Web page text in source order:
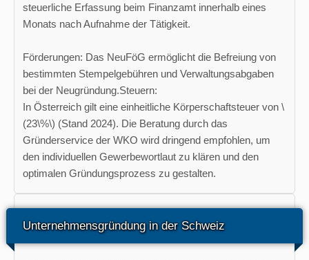
steuerliche Erfassung beim Finanzamt innerhalb eines
Monats nach Aufnahme der Tätigkeit.
Förderungen: Das NeuFöG ermöglicht die Befreiung von
bestimmten Stempelgebühren und Verwaltungsabgaben
bei der Neugründung.Steuern:
In Österreich gilt eine einheitliche Körperschaftsteuer von \
(23\%\) (Stand 2024). Die Beratung durch das
Gründerservice der WKO wird dringend empfohlen, um
den individuellen Gewerbewortlaut zu klären und den
optimalen Gründungsprozess zu gestalten.
Unternehmensgründung in der Schweiz